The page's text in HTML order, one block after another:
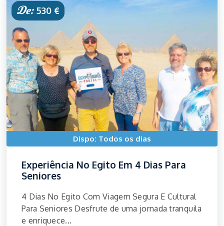
De:530 €
Dispo: Todos os dias
Experiência No Egito Em 4 Dias Para
Seniores
4 Dias No Egito Com Viagem Segura E Cultural
Para Seniores Desfrute de uma jornada tranquila
e enriquece...